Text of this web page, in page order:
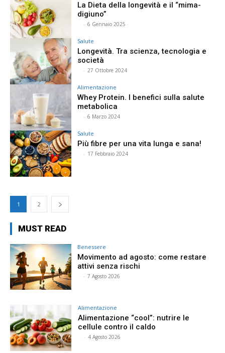
La Dieta della longevità e il “mima-
digiuno”
- 6 Gennaio 2025
Salute
Longevità. Tra scienza, tecnologia e
società
- 27 Ottobre 2024
Alimentazione
Whey Protein. I benefici sulla salute
metabolica
- 6 Marzo 2024
Salute
Più fibre per una vita lunga e sana!
- 17 Febbraio 2024
1 2
MUST READ
Benessere
Movimento ad agosto: come restare
attivi senza rischi
- 7 Agosto 2026
Alimentazione
Alimentazione “cool”: nutrire le
cellule contro il caldo
- 4 Agosto 2026